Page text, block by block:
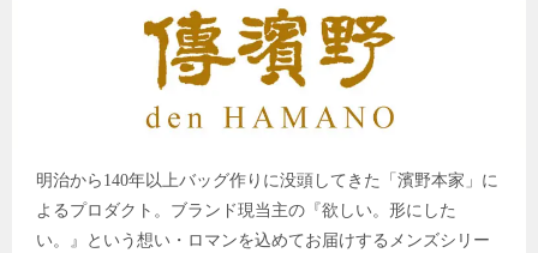
明治から140年以上バッグ作りに没頭してきた「濱野本家」に
よるプロダクト。ブランド現当主の『欲しい。形にした
い。』という想い・ロマンを込めてお届けするメンズシリー